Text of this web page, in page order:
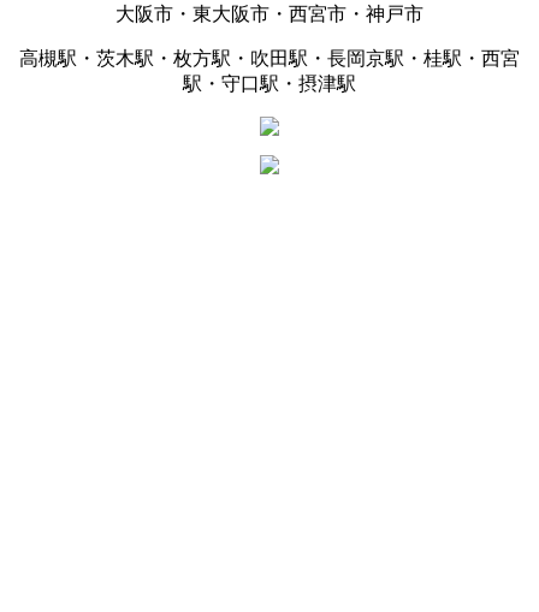
大阪市・東大阪市・西宮市・神戸市
高槻駅・茨木駅・枚方駅・吹田駅・長岡京駅・桂駅・西宮
駅・守口駅・摂津駅